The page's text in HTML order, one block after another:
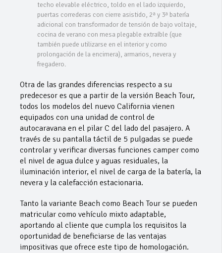
techo elevable eléctrico, toldo en el lado izquierdo,
puertas correderas con cierre asistido, 2ª y 3ª batería
adicional con transformador de tensión de bajo voltaje,
cocina de verano con mesa plegable extraíble (que
también puede utilizarse en el interior y como
prolongación de la encimera), armarios, nevera y
fregadero.
Otra de las grandes diferencias respecto a su
predecesor es que a partir de la versión Beach Tour,
todos los modelos del nuevo California vienen
equipados con una unidad de control de
autocaravana en el pilar C del lado del pasajero. A
través de su pantalla táctil de 5 pulgadas se puede
controlar y verificar diversas funciones camper como
el nivel de agua dulce y aguas residuales, la
iluminación interior, el nivel de carga de la batería, la
nevera y la calefacción estacionaria.
Tanto la variante Beach como Beach Tour se pueden
matricular como vehículo mixto adaptable,
aportando al cliente que cumpla los requisitos la
oportunidad de beneficiarse de las ventajas
impositivas que ofrece este tipo de homologación.